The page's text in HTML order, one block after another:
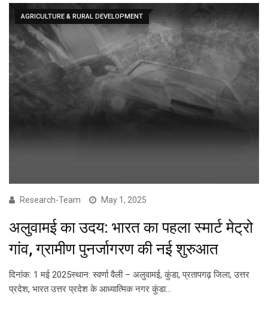
AGRICULTURE & RURAL DEVELOPMENT
Research-Team May 1, 2025
अलुवामई का उदय: भारत का पहला स्मार्ट मेट्रो
गांव, ग्रामीण पुनर्जागरण की नई शुरुआत
दिनांक: 1 मई 2025स्थान: स्वर्णा वैली – अलुवामई, कुंडा, प्रतापगढ़ जिला, उत्तर
प्रदेश, भारत उत्तर प्रदेश के आध्यात्मिक नगर कुंडा…